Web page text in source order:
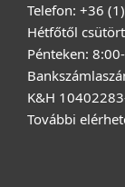
Telefon: +36
Hétfőtől
Pénteken:
K&H
További